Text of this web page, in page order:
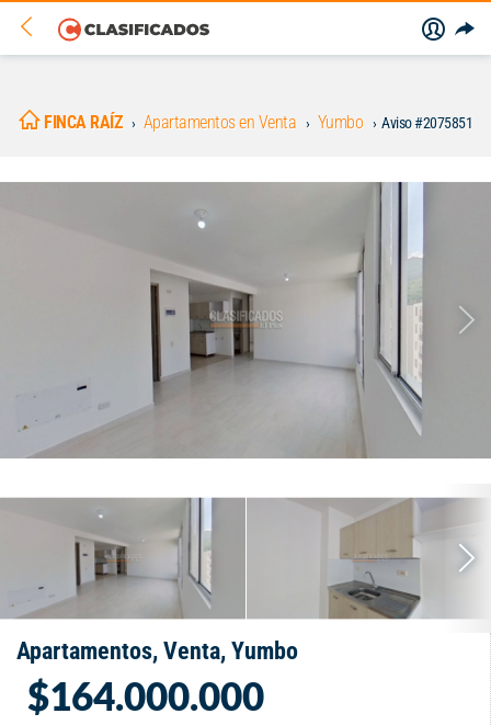
FINCA RAÍZ Apartamentos en Venta Yumbo Aviso #2075851
Apartamentos, Venta, Yumbo
$164.000.000